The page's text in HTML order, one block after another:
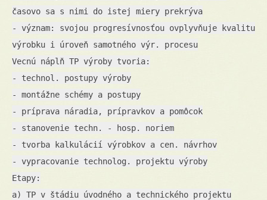
časovo sa s nimi do istej miery prekrýva
- význam: svojou progresívnosťou ovplyvňuje kvalitu
výrobku i úroveň samotného výr. procesu
Vecnú náplň TP výroby tvoria:
- technol. postupy výroby
- montážne schémy a postupy
- príprava náradia, prípravkov a pomôcok
- stanovenie techn. - hosp. noriem
- tvorba kalkulácií výrobkov a cen. návrhov
- vypracovanie technolog. projektu výroby
Etapy:
a) TP v štádiu úvodného a technického projektu